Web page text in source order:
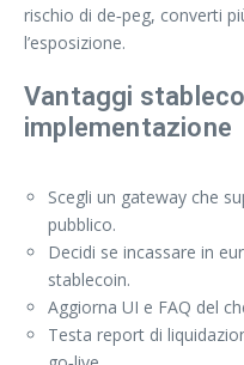
rischio di de‑peg, converti
l’esposizione.
Vantaggi
implementazione
Scegli un gateway che
pubblico.
Decidi se incassare in
stablecoin.
Aggiorna UI e FAQ del
Testa report di